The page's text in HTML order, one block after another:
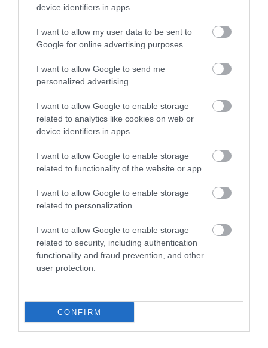
device identifiers in apps.
I want to allow my user data to be sent to
Google for online advertising purposes.
I want to allow Google to send me
personalized advertising.
I want to allow Google to enable storage
related to analytics like cookies on web or
device identifiers in apps.
I want to allow Google to enable storage
related to functionality of the website or app.
I want to allow Google to enable storage
related to personalization.
I want to allow Google to enable storage
related to security, including authentication
functionality and fraud prevention, and other
user protection.
CONFIRM
Olaszország Calabria régiójában található
Belcastro, ami – a legtöbb olasz városhoz
Ebben az olasz városban
megtiltották a helyieknek,